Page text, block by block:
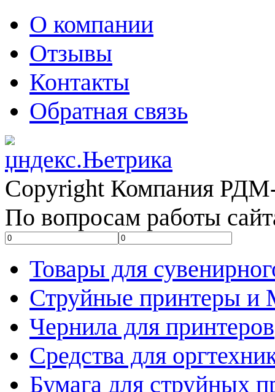
О компании
Отзывы
Контакты
Обратная связь
Copyright Компания
По вопросам работы
Товары для
Струйные принтеры
Чернила для принтеров
Средства для
Бумага для струйных